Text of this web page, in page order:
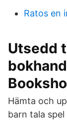
Ratos en
Utsedd
Hämta och
barn tala